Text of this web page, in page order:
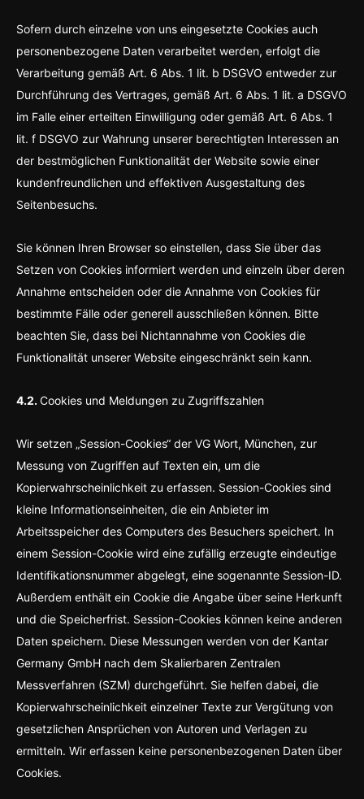
Sofern durch einzelne von uns eingesetzte Cookies auch
personenbezogene Daten verarbeitet werden, erfolgt die
Verarbeitung gemäß Art. 6 Abs. 1 lit. b DSGVO entweder zur
Durchführung des Vertrages, gemäß Art. 6 Abs. 1 lit. a DSGVO
im Falle einer erteilten Einwilligung oder gemäß Art. 6 Abs. 1
lit. f DSGVO zur Wahrung unserer berechtigten Interessen an
der bestmöglichen Funktionalität der Website sowie einer
kundenfreundlichen und effektiven Ausgestaltung des
Seitenbesuchs.
Sie können Ihren Browser so einstellen, dass Sie über das
Setzen von Cookies informiert werden und einzeln über deren
Annahme entscheiden oder die Annahme von Cookies für
bestimmte Fälle oder generell ausschließen können. Bitte
beachten Sie, dass bei Nichtannahme von Cookies die
Funktionalität unserer Website eingeschränkt sein kann.
4.2. Cookies und Meldungen zu Zugriffszahlen
Wir setzen „Session-Cookies“ der VG Wort, München, zur
Messung von Zugriffen auf Texten ein, um die
Kopierwahrscheinlichkeit zu erfassen. Session-Cookies sind
kleine Informationseinheiten, die ein Anbieter im
Arbeitsspeicher des Computers des Besuchers speichert. In
einem Session-Cookie wird eine zufällig erzeugte eindeutige
Identifikationsnummer abgelegt, eine sogenannte Session-ID.
Außerdem enthält ein Cookie die Angabe über seine Herkunft
und die Speicherfrist. Session-Cookies können keine anderen
Daten speichern. Diese Messungen werden von der Kantar
Germany GmbH nach dem Skalierbaren Zentralen
Messverfahren (SZM) durchgeführt. Sie helfen dabei, die
Kopierwahrscheinlichkeit einzelner Texte zur Vergütung von
gesetzlichen Ansprüchen von Autoren und Verlagen zu
ermitteln. Wir erfassen keine personenbezogenen Daten über
Cookies.